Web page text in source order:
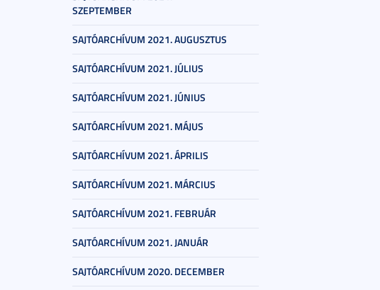
SZEPTEMBER
SAJTÓARCHÍVUM 2021. AUGUSZTUS
SAJTÓARCHÍVUM 2021. JÚLIUS
SAJTÓARCHÍVUM 2021. JÚNIUS
SAJTÓARCHÍVUM 2021. MÁJUS
SAJTÓARCHÍVUM 2021. ÁPRILIS
SAJTÓARCHÍVUM 2021. MÁRCIUS
SAJTÓARCHÍVUM 2021. FEBRUÁR
SAJTÓARCHÍVUM 2021. JANUÁR
SAJTÓARCHÍVUM 2020. DECEMBER